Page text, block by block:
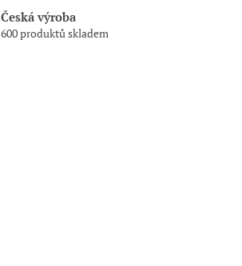
Česká výroba
600 produktů skladem